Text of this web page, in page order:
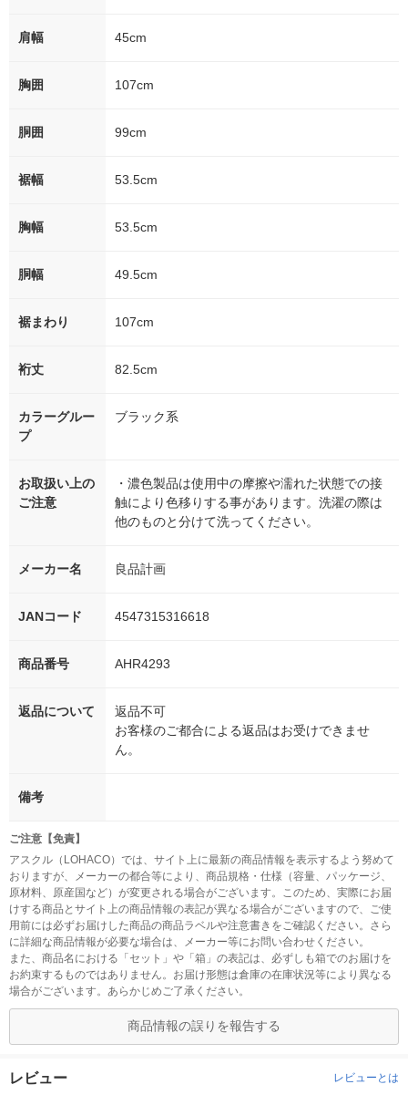
肩幅 45cm
胸囲 107cm
胴囲 99cm
裾幅 53.5cm
胸幅 53.5cm
胴幅 49.5cm
裾まわり 107cm
裄丈 82.5cm
カラーグルー
プ
ブラック系
お取扱い上の
ご注意
・濃色製品は使用中の摩擦や濡れた状態での接
触により色移りする事があります。洗濯の際は
他のものと分けて洗ってください。
メーカー名 良品計画
JANコード 4547315316618
商品番号 AHR4293
返品について
返品不可
お客様のご都合による返品はお受けできませ
ん。
備考
ご注意【免責】
アスクル（LOHACO）では、サイト上に最新の商品情報を表示するよう努めて
おりますが、メーカーの都合等により、商品規格・仕様（容量、パッケージ、
原材料、原産国など）が変更される場合がございます。このため、実際にお届
けする商品とサイト上の商品情報の表記が異なる場合がございますので、ご使
用前には必ずお届けした商品の商品ラベルや注意書きをご確認ください。さら
に詳細な商品情報が必要な場合は、メーカー等にお問い合わせください。
また、商品名における「セット」や「箱」の表記は、必ずしも箱でのお届けを
お約束するものではありません。お届け形態は倉庫の在庫状況等により異なる
場合がございます。あらかじめご了承ください。
商品情報の誤りを報告する
レビュー レビューとは